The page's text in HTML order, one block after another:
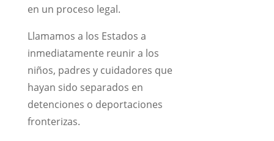
en un proceso legal.
Llamamos a los Estados a
inmediatamente reunir a los
niños, padres y cuidadores que
hayan sido separados en
detenciones o deportaciones
fronterizas.